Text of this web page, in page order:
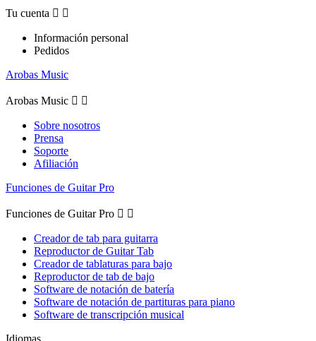
Tu cuenta  
Información personal
Pedidos
Arobas Music
Arobas Music  
Sobre nosotros
Prensa
Soporte
Afiliación
Funciones de Guitar Pro
Funciones de Guitar Pro  
Creador de tab para guitarra
Reproductor de Guitar Tab
Creador de tablaturas para bajo
Reproductor de tab de bajo
Software de notación de batería
Software de notación de partituras para piano
Software de transcripción musical
Idiomas